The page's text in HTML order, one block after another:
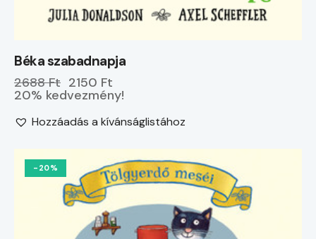
Béka szabadnapja
2688 Ft 2150 Ft
20% kedvezmény!
Hozzáadás a kívánságlistához
-20%